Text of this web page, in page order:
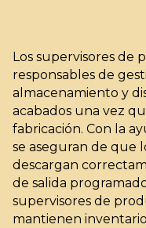
Los supervisores de
responsables de
almacenamiento y
acabados una vez
fabricación. Con la
se aseguran de que
descargan
de salida
supervisores de
mantienen